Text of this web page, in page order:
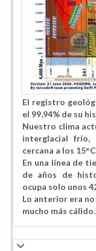
El registro
el 99,94% de su
Nuestro clima
interglacial frío,
cercana a los
En una línea de
de años de
ocupa solo unos
Lo anterior era
mucho más